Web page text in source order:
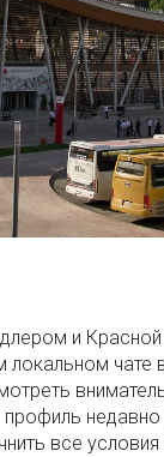
и
локальном чате
все